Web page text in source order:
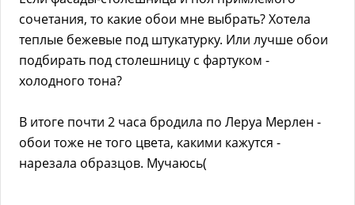
сочетания, то какие обои мне выбрать? Хотела
теплые бежевые под штукатурку. Или лучше обои
подбирать под столешницу с фартуком -
холодного тона?
В итоге почти 2 часа бродила по Леруа Мерлен -
обои тоже не того цвета, какими кажутся -
нарезала образцов. Мучаюсь(